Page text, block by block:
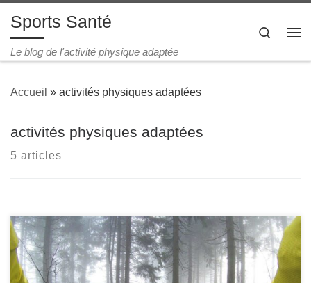
Passer au contenu
Sports Santé
Le blog de l'activité physique adaptée
Search
Accueil » activités physiques adaptées
activités physiques adaptées
5 articles
À quel moment peut-on recommander une activité
physique adaptée ? L’activité physique et/ou l’activité